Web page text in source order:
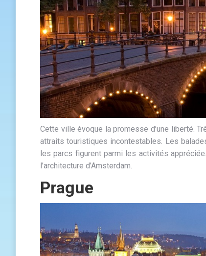
Cette ville évoque la promesse d’une liberté.
attraits touristiques incontestables. Les
les parcs figurent parmi les activités
l’architecture d’Amsterdam.
Prague